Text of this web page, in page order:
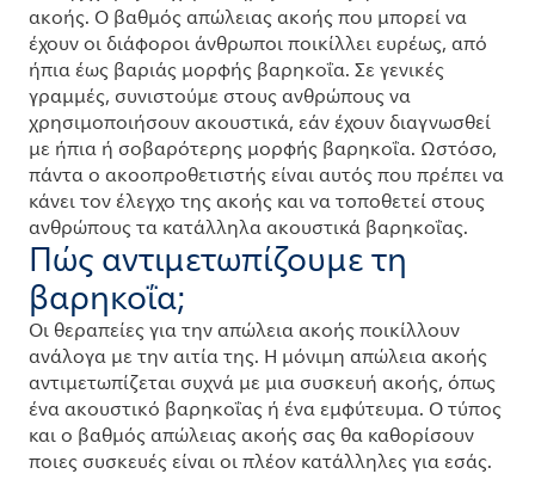
ακοής. Ο βαθμός απώλειας ακοής που μπορεί να
έχουν οι διάφοροι άνθρωποι ποικίλλει ευρέως, από
ήπια έως βαριάς μορφής βαρηκοΐα. Σε γενικές
γραμμές, συνιστούμε στους ανθρώπους να
χρησιμοποιήσουν ακουστικά, εάν έχουν διαγνωσθεί
με ήπια ή σοβαρότερης μορφής βαρηκοΐα. Ωστόσο,
πάντα ο ακοοπροθετιστής είναι αυτός που πρέπει να
κάνει τον έλεγχο της ακοής και να τοποθετεί στους
ανθρώπους τα κατάλληλα ακουστικά βαρηκοΐας.
Πώς αντιμετωπίζουμε τη
βαρηκοΐα;
Οι θεραπείες για την απώλεια ακοής ποικίλλουν
ανάλογα με την αιτία της. Η μόνιμη απώλεια ακοής
αντιμετωπίζεται συχνά με μια συσκευή ακοής, όπως
ένα ακουστικό βαρηκοΐας ή ένα εμφύτευμα. Ο τύπος
και ο βαθμός απώλειας ακοής σας θα καθορίσουν
ποιες συσκευές είναι οι πλέον κατάλληλες για εσάς.